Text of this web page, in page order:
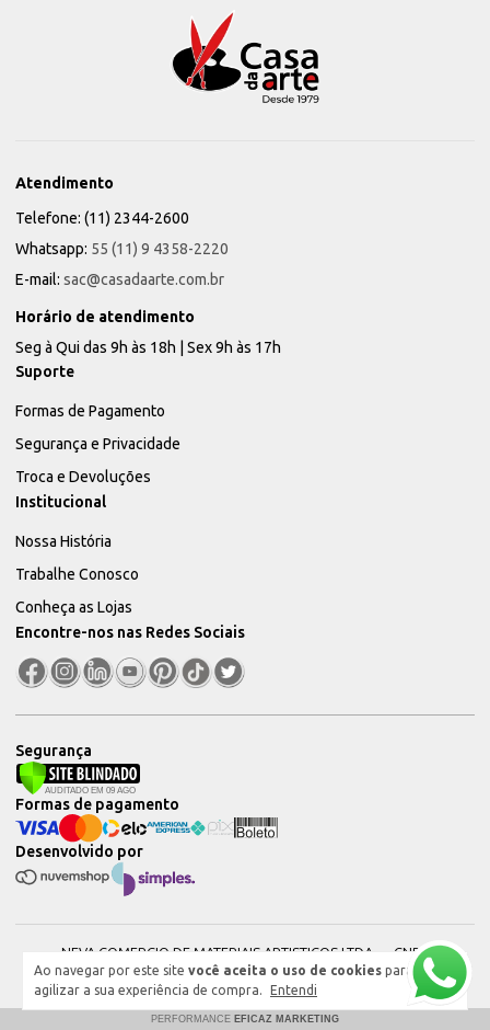
Ao navegar por este site você aceita o uso de cookies para
agilizar a sua experiência de compra.
Entendi
Atendimento
Telefone: (11) 2344-2600
Whatsapp: 55 (11) 9 4358-2220
E-mail: sac@casadaarte.com.br
Horário de atendimento
Seg à Qui das 9h às 18h | Sex 9h às 17h
Suporte
Formas de Pagamento
Segurança e Privacidade
Troca e Devoluções
Institucional
Nossa História
Trabalhe Conosco
Conheça as Lojas
Encontre-nos nas Redes Sociais
Segurança
Desenvolvido por
Formas de pagamento
NEVA COMERCIO DE MATERIAIS ARTISTICOS LTDA — CNPJ:
51604544000101 © 2026. Todos os direitos reservados.